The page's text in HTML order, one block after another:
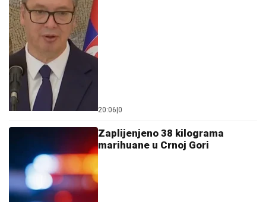
20:06 0
Zaplijenjeno 38 kilograma
marihuane u Crnoj Gori